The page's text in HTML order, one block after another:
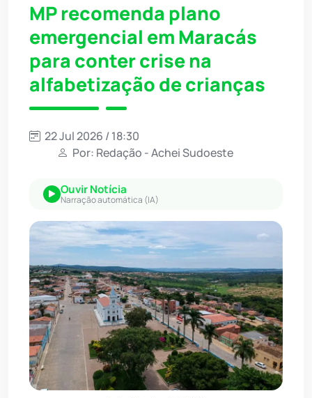
MP recomenda plano
emergencial em Maracás
para conter crise na
alfabetização de crianças
22 Jul 2026 / 18:30
Por: Redação - Achei Sudoeste
Ouvir Notícia
Narração automática (IA)